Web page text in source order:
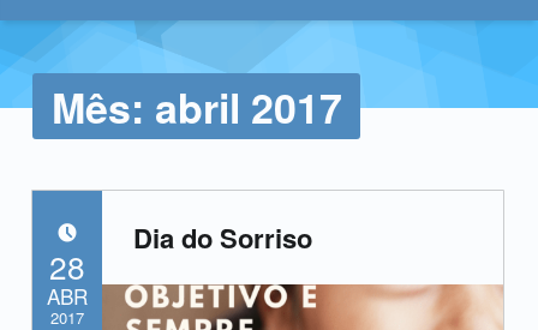
Mês: abril 2017
Dia do Sorriso
POSTADO EM:
28
ABR
2017